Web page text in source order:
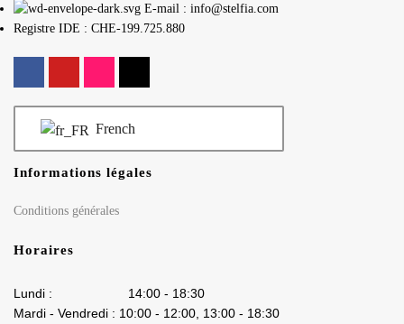
E-mail : info@stelfia.com
Registre IDE : CHE-199.725.880
French
Informations légales
Conditions générales
Horaires
Lundi : 14:00 - 18:30
Mardi - Vendredi : 10:00 - 12:00, 13:00 - 18:30